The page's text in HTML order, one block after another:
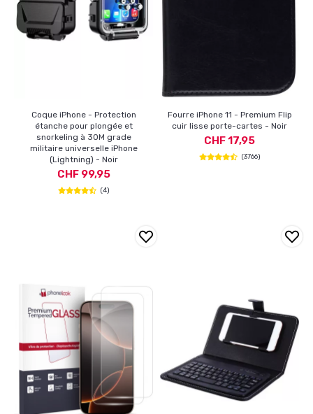
Coque iPhone - Protection
étanche pour plongée et
snorkeling à 30M grade
militaire universelle iPhone
(Lightning) - Noir
CHF 99,95
(4)
Fourre iPhone 11 - Premium Flip
cuir lisse porte-cartes - Noir
CHF 17,95
(3766)